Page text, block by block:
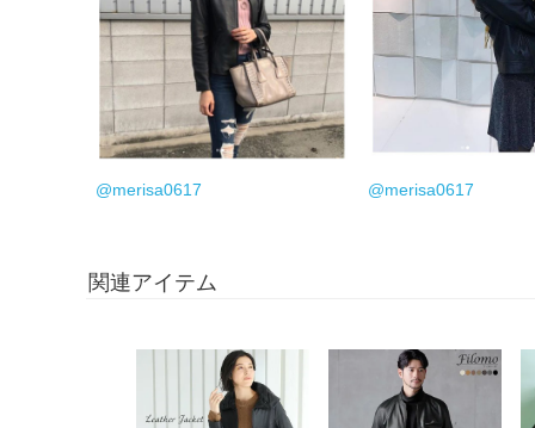
@merisa0617 @merisa0617
関連アイテム